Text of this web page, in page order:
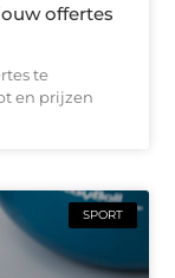
offertes
te
en prijzen
SPORT